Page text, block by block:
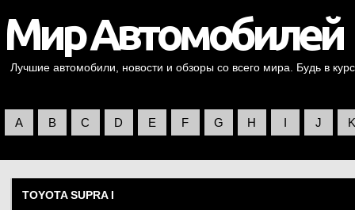
Лучшие автомобили, новости и обзоры со всего мира. Будь в
A B C D E F G H I J K
TOYOTA SUPRA I